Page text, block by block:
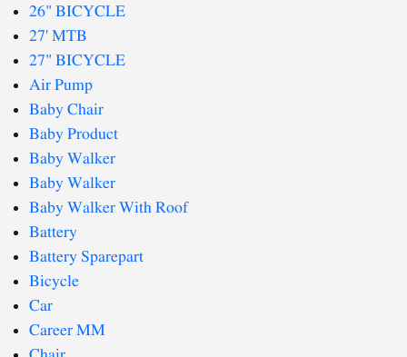
26" BICYCLE
27' MTB
27" BICYCLE
Air Pump
Baby Chair
Baby Product
Baby Walker
Baby Walker
Baby Walker With Roof
Battery
Battery Sparepart
Bicycle
Car
Career MM